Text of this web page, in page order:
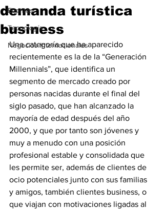
Eventos
Tecnología
Negocios Internacionales
demanda turística
business
Una categoría que ha aparecido
recientemente es la de la “Generación
Millennials”, que identifica un
segmento de mercado creado por
personas nacidas durante el final del
siglo pasado, que han alcanzado la
mayoría de edad después del año
2000, y que por tanto son jóvenes y
muy a menudo con una posición
profesional estable y consolidada que
les permite ser, además de clientes de
ocio potenciales junto con sus familias
y amigos, también clientes business, o
que viajan con motivaciones ligadas al